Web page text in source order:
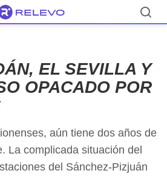
EL SEVILLA Y
OPACADO POR
aún tiene dos años de
La complicada situación del
del Sánchez-Pizjuán